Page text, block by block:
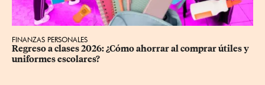
FINANZAS PERSONALES
Regreso a clases 2026: ¿Cómo ahorrar al comprar útiles y
uniformes escolares?